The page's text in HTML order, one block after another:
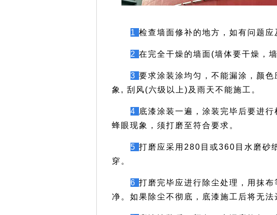
1 检查墙面修补的地方，如有问题应
2 在完全干燥的墙面(墙体要干燥，
3 要求涂装涂均匀，不能漏涂，颜
象, 刮风(六级以上)及雨天不能施工。
4 底漆涂装一遍，涂装完毕后要进
蜂眼现象，须打磨至符合要求。
5 打磨应采用280目或360目水磨砂
穿。
6 打磨完毕应进行除尘处理，用抹
净。如果除尘不彻底，底漆施工后将无法